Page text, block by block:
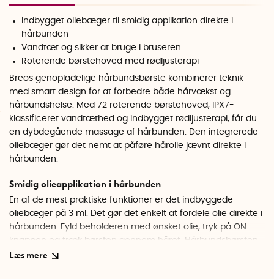
Indbygget oliebæger til smidig applikation direkte i
hårbunden
Vandtæt og sikker at bruge i bruseren
Roterende børstehoved med rødljusterapi
Breos genopladelige hårbundsbørste kombinerer teknik
med smart design for at forbedre både hårvækst og
hårbundshelse. Med 72 roterende børstehoved, IPX7-
klassificeret vandtæthed og indbygget rødljusterapi, får du
en dybdegående massage af hårbunden. Den integrerede
oliebæger gør det nemt at påføre hårolie jævnt direkte i
hårbunden.
Smidig olieapplikation i hårbunden
En af de mest praktiske funktioner er det indbyggede
oliebæger på 3 ml. Det gør det enkelt at fordele olie direkte i
hårbunden. Fyld beholderen med ønsket olie, tryk på ON-
knappen og træk børsten gennem håret. Hårbundsbørsten
fordeler olien jævnt mens børstehovedene roterer 360